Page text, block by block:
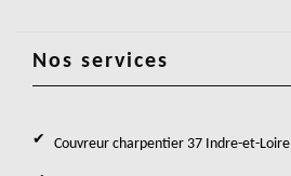
Nos services
Couvreur charpentier 37 Indre-et-Loire